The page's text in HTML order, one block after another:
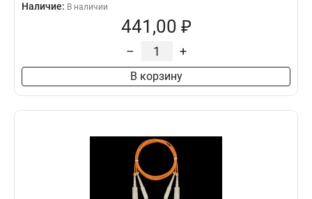
Наличие: В наличии
441,00 ₽
– +
В корзину